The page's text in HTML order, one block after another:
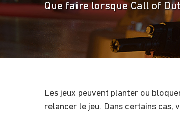
Que faire lorsque Call of
Les jeux peuvent planter ou
relancer le jeu. Dans certains